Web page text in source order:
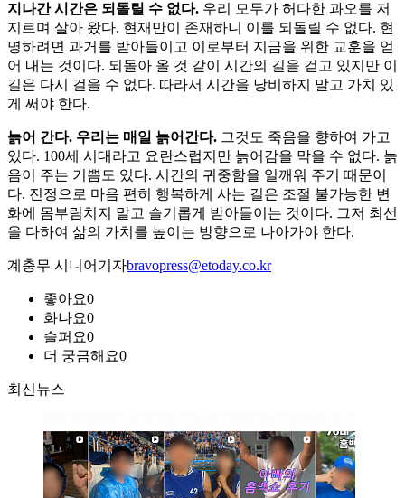
지나간 시간은 되돌릴 수 없다. 우리 모두가 허다한 과오를 저
지르며 살아 왔다. 현재만이 존재하니 이를 되돌릴 수 없다. 현
명하려면 과거를 받아들이고 이로부터 지금을 위한 교훈을 얻
어 내는 것이다. 되돌아 올 것 같이 시간의 길을 걷고 있지만 이
길은 다시 걸을 수 없다. 따라서 시간을 낭비하지 말고 가치 있
게 써야 한다.
늙어 간다. 우리는 매일 늙어간다. 그것도 죽음을 향하여 가고
있다. 100세 시대라고 요란스럽지만 늙어감을 막을 수 없다. 늙
음이 주는 기쁨도 있다. 시간의 귀중함을 일깨워 주기 때문이
다. 진정으로 마음 편히 행복하게 사는 길은 조절 불가능한 변
화에 몸부림치지 말고 슬기롭게 받아들이는 것이다. 그저 최선
을 다하여 삶의 가치를 높이는 방향으로 나아가야 한다.
계충무 시니어기자bravopress@etoday.co.kr
좋아요0
화나요0
슬퍼요0
더 궁금해요0
최신뉴스